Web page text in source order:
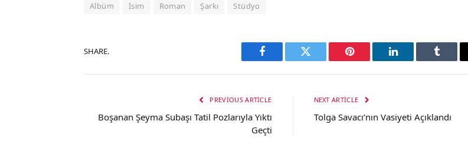
Albüm İsim Roman Şarkı Stüdyo
SHARE.
Facebook Twitter Pinterest LinkedIn Tumblr
PREVIOUS ARTICLE
Boşanan Şeyma Subaşı Tatil Pozlarıyla Yıktı
Geçti
NEXT ARTICLE
Tolga Savacı’nın Vasiyeti Açıklandı